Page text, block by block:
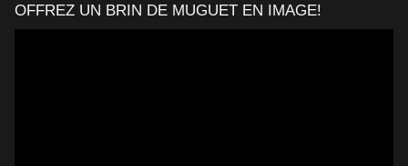
OFFREZ UN BRIN DE MUGUET EN IMAGE!